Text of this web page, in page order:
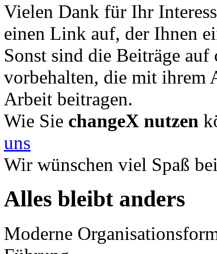
Vielen Dank für Ihr
einen Link auf, der Ihnen
Sonst sind die Beiträge
vorbehalten, die mit ihrem
Arbeit beitragen.
Wie Sie changeX nutzen
uns
Wir wünschen viel Spaß
Alles bleibt anders
Moderne